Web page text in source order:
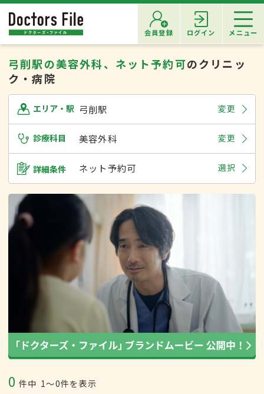
会員登録 ログイン メニュー
弓削駅の美容外科、ネット予約可のクリニッ
ク・病院
エリア・駅 弓削駅 変更
診療科目 美容外科 変更
詳細条件 ネット予約可 選択
0 件中 1〜0件を表示